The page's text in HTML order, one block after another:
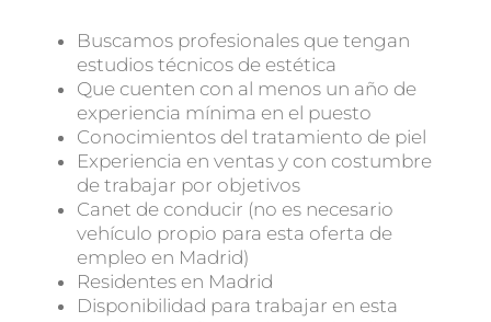
Buscamos profesionales que tengan
estudios técnicos de estética
Que cuenten con al menos un año de
experiencia mínima en el puesto
Conocimientos del tratamiento de piel
Experiencia en ventas y con costumbre
de trabajar por objetivos
Canet de conducir (no es necesario
vehículo propio para esta oferta de
empleo en Madrid)
Residentes en Madrid
Disponibilidad para trabajar en esta